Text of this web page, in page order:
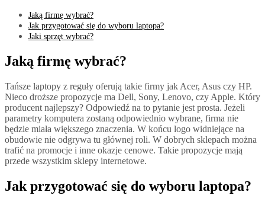
Jaką firmę wybrać?
Jak przygotować się do wyboru laptopa?
Jaki sprzęt wybrać?
Jaką firmę wybrać?
Tańsze laptopy z reguły oferują takie firmy jak Acer, Asus czy HP.
Nieco droższe propozycje ma Dell, Sony, Lenovo, czy Apple. Który
producent najlepszy? Odpowiedź na to pytanie jest prosta. Jeżeli
parametry komputera zostaną odpowiednio wybrane, firma nie
będzie miała większego znaczenia. W końcu logo widniejące na
obudowie nie odgrywa tu głównej roli. W dobrych sklepach można
trafić na promocje i inne okazje cenowe. Takie propozycje mają
przede wszystkim sklepy internetowe.
Jak przygotować się do wyboru laptopa?